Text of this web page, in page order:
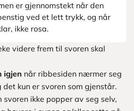
er gjennomstekt når den
ved et lett trykk, og når
ikke rosa.
videre frem til svoren skal
igjen når ribbesiden nærmer seg
kun er svoren som gjenstår.
svoren ikke popper av seg selv,